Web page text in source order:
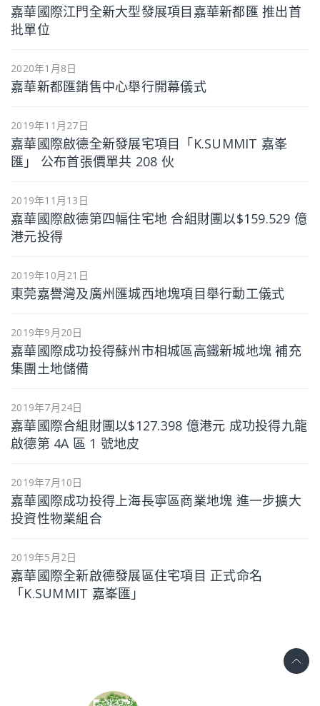
嘉華國際江門全新大型發展項目嘉華新都匯 推出首
批單位
2020年1月8日
嘉華新都匯銷售中心舉行開幕儀式
2019年11月27日
嘉華國際啟德全新發展宅項目「K.SUMMIT 嘉峯
匯」 公布首張價單共 208 伙
2019年11月13日
嘉華國際啟德第四幅住宅地 合組財團以$159.529 億
港元投得
2019年10月21日
東莞嘉譽灣及廣州匯城西地塊項目舉行動工儀式
2019年9月20日
嘉華國際成功投得蘇州市相城區高鐵新城地塊 補充
集團土地儲備
2019年7月24日
嘉華國際合組財團以$127.398 億港元 成功投得九龍
啟德第 4A 區 1 號地皮
2019年7月10日
嘉華國際成功投得上海長寧區商業地塊 進一步擴大
投資性物業組合
2019年5月2日
嘉華國際全新啟德發展區住宅項目 正式命名
「K.SUMMIT 嘉峯匯」